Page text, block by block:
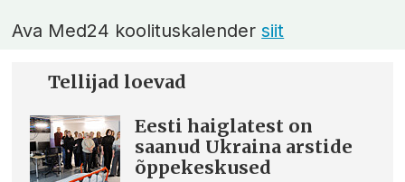
Ava Med24 koolituskalendersiit
Tellijad loevad
Eesti haiglatest on
saanud Ukraina arstide
õppekeskused